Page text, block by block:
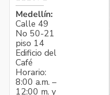
Medellín:
Calle 49
No 50-21
piso 14
Edificio del
Café
Horario:
8:00 a.m. –
12:00 m. y